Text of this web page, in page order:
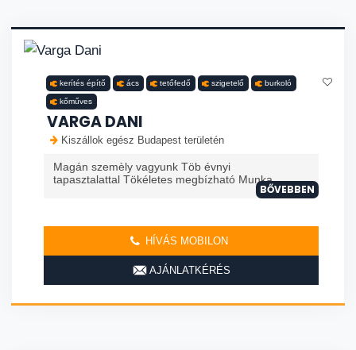
kerítés építő ács tetőfedő szigetelő burkoló
kőműves
VARGA DANI
Kiszállok egész Budapest területén
Magán szemèly vagyunk Töb évnyi
tapasztalattal Tökéletes megbízható Munka
BŐVEBBEN
HÍVÁS MOBILON
AJÁNLATKÉRÉS